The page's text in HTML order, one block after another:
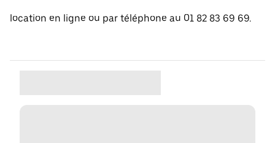
location en ligne ou par téléphone au 01 82 83 69 69.